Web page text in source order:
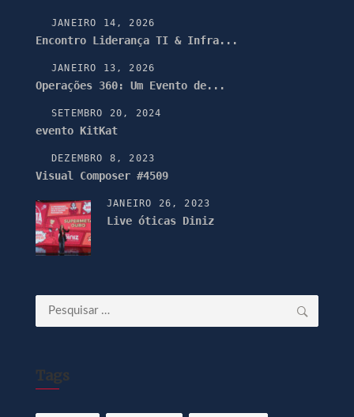
JANEIRO 14, 2026
Encontro Liderança TI & Infra...
JANEIRO 13, 2026
Operações 360: Um Evento de...
SETEMBRO 20, 2024
evento KitKat
DEZEMBRO 8, 2023
Visual Composer #4509
JANEIRO 26, 2023
Live óticas Diniz
Pesquisar
por:
Tags